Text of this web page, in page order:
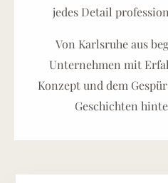
jedes Detail
Von Karlsruhe aus
Unternehmen mit
Konzept und dem
Geschichten